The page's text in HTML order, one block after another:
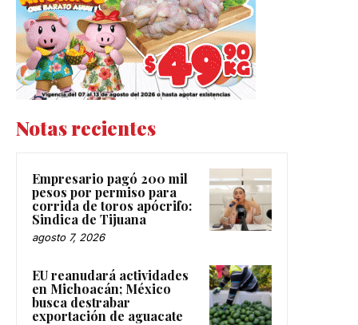
Notas recientes
Empresario pagó 200 mil
pesos por permiso para
corrida de toros apócrifo:
Sindica de Tijuana
agosto 7, 2026
EU reanudará actividades
en Michoacán; México
busca destrabar
exportación de aguacate